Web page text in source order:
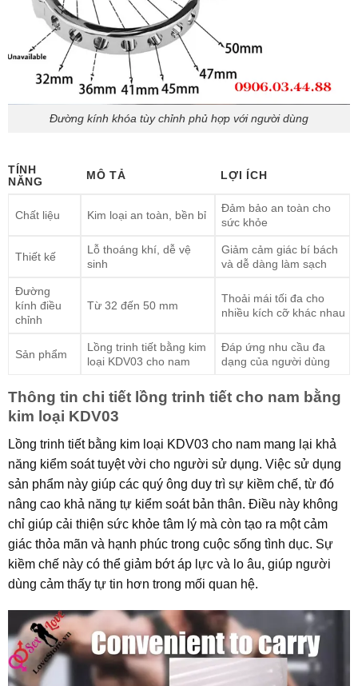
Đường kính khóa tùy chỉnh phủ hợp với người dùng
TÍNH
NĂNG
MÔ TẢ LỢI ÍCH
Chất liệu Kim loại an toàn, bền bỉ
Đảm bảo an toàn cho
sức khỏe
Thiết kế
Lỗ thoáng khí, dễ vệ
sinh
Giảm cảm giác bí bách
và dễ dàng làm sạch
Đường
kính điều
chỉnh
Từ 32 đến 50 mm
Thoải mái tối đa cho
nhiều kích cỡ khác nhau
Sản phẩm
Lồng trinh tiết bằng kim
loại KDV03 cho nam
Đáp ứng nhu cầu đa
dạng của người dùng
Thông tin chi tiết lồng trinh tiết cho nam bằng
kim loại KDV03
Lồng trinh tiết bằng kim loại KDV03 cho nam mang lại khả
năng kiểm soát tuyệt vời cho người sử dụng. Việc sử dụng
sản phẩm này giúp các quý ông duy trì sự kiềm chế, từ đó
nâng cao khả năng tự kiểm soát bản thân. Điều này không
chỉ giúp cải thiện sức khỏe tâm lý mà còn tạo ra một cảm
giác thỏa mãn và hạnh phúc trong cuộc sống tình dục. Sự
kiềm chế này có thể giảm bớt áp lực và lo âu, giúp người
dùng cảm thấy tự tin hơn trong mối quan hệ.